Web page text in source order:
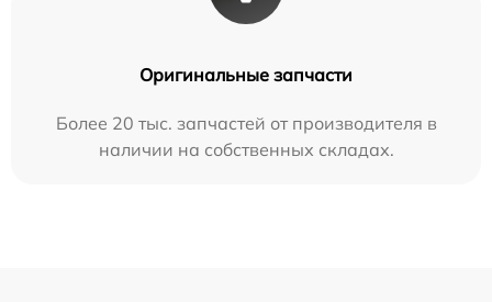
Оригинальные запчасти
Более 20 тыс. запчастей от производителя в
наличии на собственных складах.